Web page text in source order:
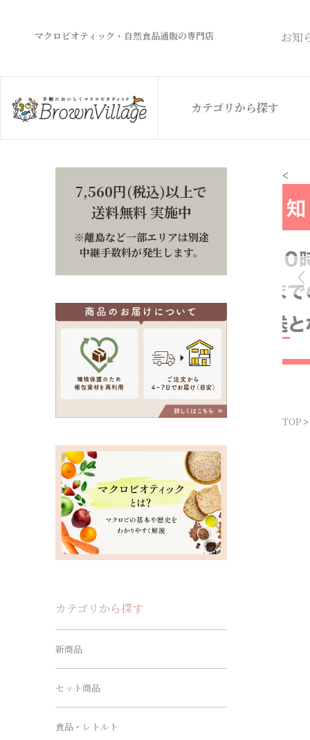
マクロビオティック・自然食品通販の専門店 お知
カテゴリから探す
<
TOP
7,560円(税込)以上で
送料無料 実施中
※離島など一部エリアは別途
中継手数料が発生します。
カテゴリから探す
新商品
セット商品
食品・レトルト